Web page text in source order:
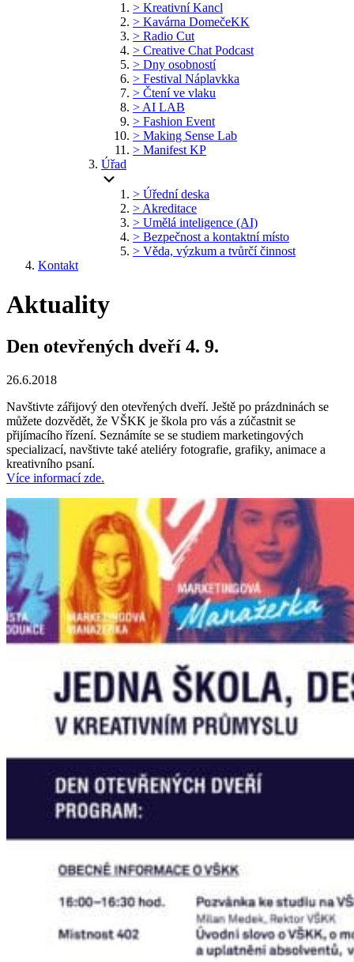
> Kreativní Kancl
> Kavárna DomečeKK
> Radio Cut
> Creative Chat Podcast
> Dny osobností
> Festival Náplavkka
> Čtení ve vlaku
> AI LAB
> Fashion Event
> Making Sense Lab
> Manifest KP
Úřad
> Úřední deska
> Akreditace
> Umělá inteligence (AI)
> Bezpečnost a kontaktní místo
> Věda, výzkum a tvůrčí činnost
Kontakt
Aktuality
Den otevřených dveří 4. 9.
26.6.2018
Navštivte zářijový den otevřených dveří. Ještě po prázdninách se
můžete dozvědět, že VŠKK je škola pro vás a zúčastnit se
přijímacího řízení. Seznámíte se se studiem marketingových
specializací, navštivte také ateliéry fotografie, grafiky, animace a
kreativního psaní.
Více informací zde.